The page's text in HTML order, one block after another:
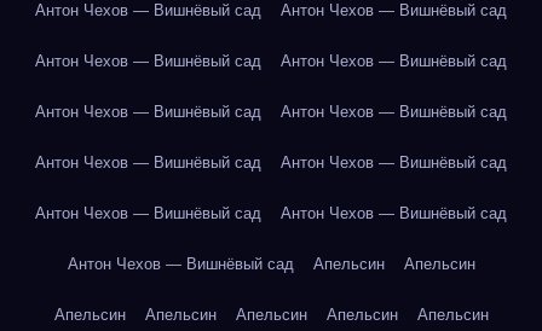
Антон Чехов — Вишнёвый сад Антон Чехов — Вишнёвый сад
Антон Чехов — Вишнёвый сад Антон Чехов — Вишнёвый сад
Антон Чехов — Вишнёвый сад Антон Чехов — Вишнёвый сад
Антон Чехов — Вишнёвый сад Антон Чехов — Вишнёвый сад
Антон Чехов — Вишнёвый сад Антон Чехов — Вишнёвый сад
Антон Чехов — Вишнёвый сад Апельсин Апельсин
Апельсин Апельсин Апельсин Апельсин Апельсин